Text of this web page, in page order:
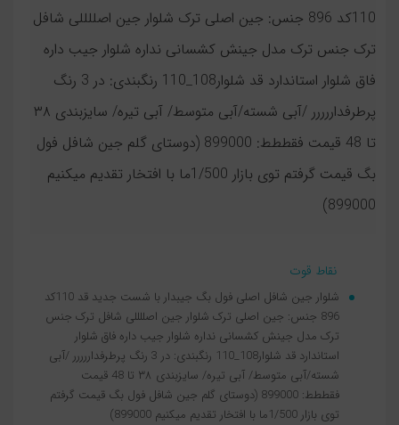
110کد 896 جنس: جین اصلی ترک شلوار جین اصللللی شافل
ترک جنس ترک مدل جینش کشسانی نداره شلوار جیب داره
فاق شلوار استاندارد قد شلوار108_110 رنگبندی: در 3 رنگ
پرطرفداررررر /آبی شسته/آبی متوسط/ آبی تیره/ سایزبندی ۳۸
تا 48 قیمت فقططط: 899000 (دوستای گلم جین شافل فول
بگ قیمت گرفتم توی بازار 1/500ما با افتخار تقدیم میکنیم
899000)
نقاط قوت
شلوار جین شافل اصلی فول بگ جیبدار با شست جدید قد 110کد
896 جنس: جین اصلی ترک شلوار جین اصللللی شافل ترک جنس
ترک مدل جینش کشسانی نداره شلوار جیب داره فاق شلوار
استاندارد قد شلوار108_110 رنگبندی: در 3 رنگ پرطرفداررررر /آبی
شسته/آبی متوسط/ آبی تیره/ سایزبندی ۳۸ تا 48 قیمت
فقططط: 899000 (دوستای گلم جین شافل فول بگ قیمت گرفتم
توی بازار 1/500ما با افتخار تقدیم میکنیم 899000)